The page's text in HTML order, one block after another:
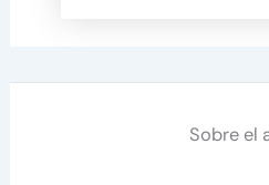
Sobre el